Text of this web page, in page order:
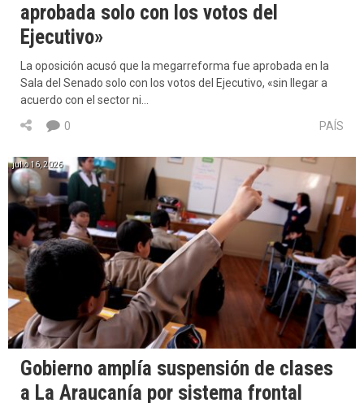
aprobada solo con los votos del
Ejecutivo»
La oposición acusó que la megarreforma fue aprobada en la
Sala del Senado solo con los votos del Ejecutivo, «sin llegar a
acuerdo con el sector ni…
PAÍS
0
julio 16, 2026
Gobierno amplía suspensión de clases
a La Araucanía por sistema frontal